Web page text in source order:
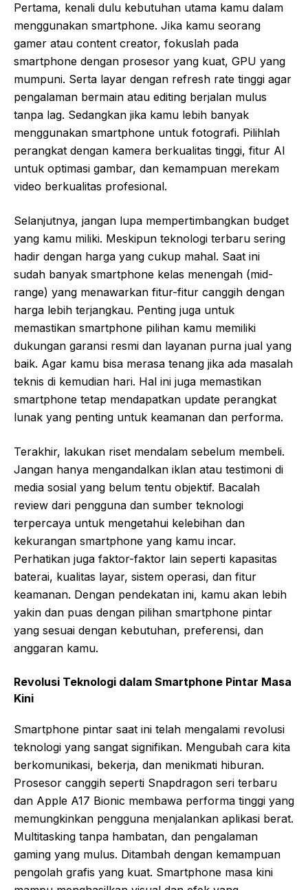
Pertama, kenali dulu kebutuhan utama kamu dalam
menggunakan smartphone. Jika kamu seorang
gamer atau content creator, fokuslah pada
smartphone dengan prosesor yang kuat, GPU yang
mumpuni. Serta layar dengan refresh rate tinggi agar
pengalaman bermain atau editing berjalan mulus
tanpa lag. Sedangkan jika kamu lebih banyak
menggunakan smartphone untuk fotografi. Pilihlah
perangkat dengan kamera berkualitas tinggi, fitur AI
untuk optimasi gambar, dan kemampuan merekam
video berkualitas profesional.
Selanjutnya, jangan lupa mempertimbangkan budget
yang kamu miliki. Meskipun teknologi terbaru sering
hadir dengan harga yang cukup mahal. Saat ini
sudah banyak smartphone kelas menengah (mid-
range) yang menawarkan fitur-fitur canggih dengan
harga lebih terjangkau. Penting juga untuk
memastikan smartphone pilihan kamu memiliki
dukungan garansi resmi dan layanan purna jual yang
baik. Agar kamu bisa merasa tenang jika ada masalah
teknis di kemudian hari. Hal ini juga memastikan
smartphone tetap mendapatkan update perangkat
lunak yang penting untuk keamanan dan performa.
Terakhir, lakukan riset mendalam sebelum membeli.
Jangan hanya mengandalkan iklan atau testimoni di
media sosial yang belum tentu objektif. Bacalah
review dari pengguna dan sumber teknologi
terpercaya untuk mengetahui kelebihan dan
kekurangan smartphone yang kamu incar.
Perhatikan juga faktor-faktor lain seperti kapasitas
baterai, kualitas layar, sistem operasi, dan fitur
keamanan. Dengan pendekatan ini, kamu akan lebih
yakin dan puas dengan pilihan smartphone pintar
yang sesuai dengan kebutuhan, preferensi, dan
anggaran kamu.
Revolusi Teknologi dalam Smartphone Pintar Masa
Kini
Smartphone pintar saat ini telah mengalami revolusi
teknologi yang sangat signifikan. Mengubah cara kita
berkomunikasi, bekerja, dan menikmati hiburan.
Prosesor canggih seperti Snapdragon seri terbaru
dan Apple A17 Bionic membawa performa tinggi yang
memungkinkan pengguna menjalankan aplikasi berat.
Multitasking tanpa hambatan, dan pengalaman
gaming yang mulus. Ditambah dengan kemampuan
pengolah grafis yang kuat. Smartphone masa kini